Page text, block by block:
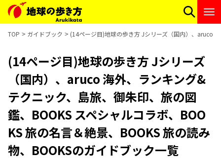
TOP ガイドブック (14ページ目)地球の歩き方 Jシリーズ（国内）、aruco
(14ページ目)地球の歩き方 Jシリーズ
（国内）、aruco 海外、ランキング&
テクニック、島旅、御朱印、旅の図
鑑、BOOKS スペシャルコラボ、BOO
KS 旅の名言＆絶景、BOOKS 旅の読み
物、BOOKSのガイドブック一覧